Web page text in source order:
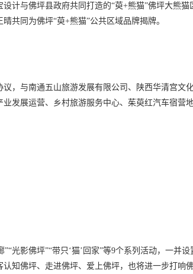
计与佛坪县政府共同打造的“萸+熊猫”佛坪大熊猫
共同为佛坪“萸+熊猫”公共区域品牌揭牌。
，与南通五山旅游发展有限公司、陕西华清宫文
发展运营、乡村旅游服务中心、茱萸红汽车宿营
光影佛坪”“带只‘猫’回家”等9个系列活动，一并设
知佛坪、走进佛坪、爱上佛坪，也将进一步打响